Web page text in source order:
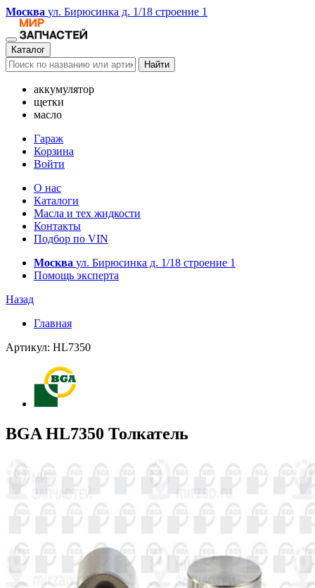
Москва ул. Бирюсинка д. 1/18 строение 1
Каталог
Найти
аккумулятор
щетки
масло
Гараж
Корзина
Войти
О нас
Каталоги
Масла и тех жидкости
Контакты
Подбор по VIN
Москва ул. Бирюсинка д. 1/18 строение 1
Помощь эксперта
Назад
Главная
Артикул: HL7350
BGA HL7350 Толкатель